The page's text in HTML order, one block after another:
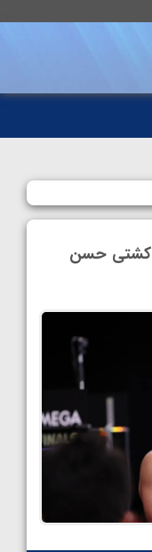
کشتی حسن